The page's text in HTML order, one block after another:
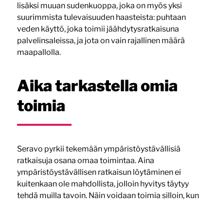
lisäksi muuan sudenkuoppa, joka on myös yksi
suurimmista tulevaisuuden haasteista: puhtaan
veden käyttö, joka toimii jäähdytysratkaisuna
palvelinsaleissa, ja jota on vain rajallinen määrä
maapallolla.
Aika tarkastella omia
toimia
Seravo pyrkii tekemään ympäristöystävällisiä
ratkaisuja osana omaa toimintaa. Aina
ympäristöystävällisen ratkaisun löytäminen ei
kuitenkaan ole mahdollista, jolloin hyvitys täytyy
tehdä muilla tavoin. Näin voidaan toimia silloin, kun